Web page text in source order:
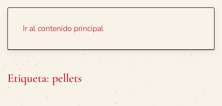
Ir al contenido principal
Etiqueta: pellets